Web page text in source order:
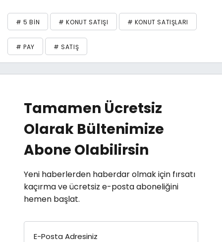
# 5 BIN # KONUT SATIŞI # KONUT SATIŞLARI
# PAY # SATIŞ
Tamamen Ücretsiz
Olarak Bültenimize
Abone Olabilirsin
Yeni haberlerden haberdar olmak için fırsatı
kaçırma ve ücretsiz e-posta aboneliğini
hemen başlat.
E-Posta Adresiniz